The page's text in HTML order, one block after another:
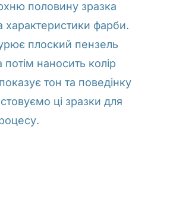
половину зразка
характеристики фарби.
плоский пензель
наносить колір
тон та поведінку
ці зразки для